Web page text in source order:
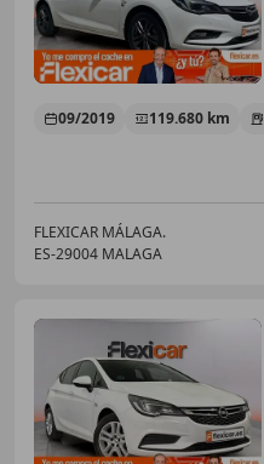
09/2019 119.680 km
FLEXICAR MÁLAGA.
ES-29004 MALAGA